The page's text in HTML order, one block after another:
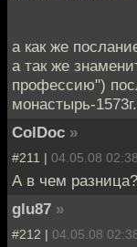
а как же
а так же
профессию")
монастырь-
ColDoc »
#211 | 04.05.08 02:38
А в чем разница?
glu87 »
#212 | 04.05.08